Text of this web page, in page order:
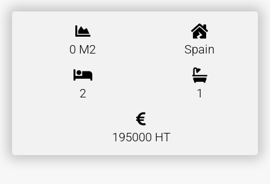
0 M2 Spain
2 1
195000 HT